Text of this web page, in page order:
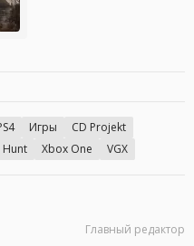
Игры
CD Projekt
Hunt Xbox One VGX
Главный редактор